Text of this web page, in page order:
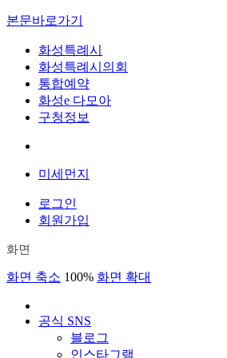
본문바로가기
화성특례시
화성특례시의회
통합예약
화성e 다모아
구청정보
미세먼지
로그인
회원가입
화면
화면 축소 100% 화면 확대
공식 SNS
블로그
인스타그램